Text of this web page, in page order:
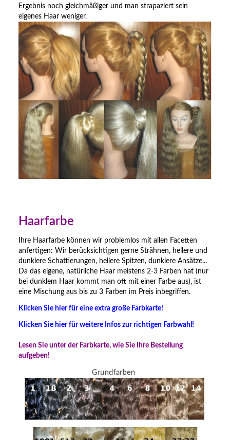
Ergebnis noch gleichmäßiger und man strapaziert sein
eigenes Haar weniger.
Haarfarbe
Ihre Haarfarbe können wir problemlos mit allen Facetten
anfertigen: Wir berücksichtigen gerne Strähnen, hellere und
dunklere Schattierungen, hellere Spitzen, dunklere Ansätze...
Da das eigene, natürliche Haar meistens 2-3 Farben hat (nur
bei dunklem Haar kommt man oft mit einer Farbe aus), ist
eine Mischung aus bis zu 3 Farben im Preis inbegriffen.
Klicken Sie hier für eine extra große Farbkarte!
Klicken Sie hier für weitere Infos zur richtigen Farbwahl!
Lesen Sie unter der Farbkarte, wie Sie Ihre Bestellung
aufgeben!